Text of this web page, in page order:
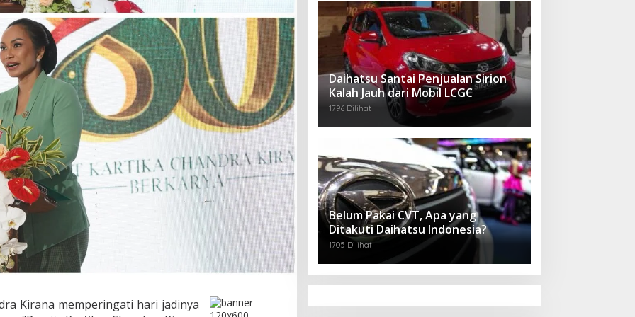
Kirana memperingati hari jadinya
Daihatsu Santai Penjualan Sirion
Kalah Jauh dari Mobil LCGC
1796 Dilihat
Belum Pakai CVT, Apa yang
Ditakuti Daihatsu Indonesia?
1705 Dilihat